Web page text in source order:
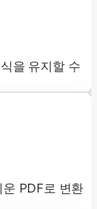
을 유지할 수
PDF로 변환